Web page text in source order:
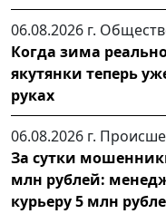
06.08.2026 г.
Когда зима
якутянки теперь
руках
06.08.2026 г.
За сутки
млн рублей:
курьеру 5 млн